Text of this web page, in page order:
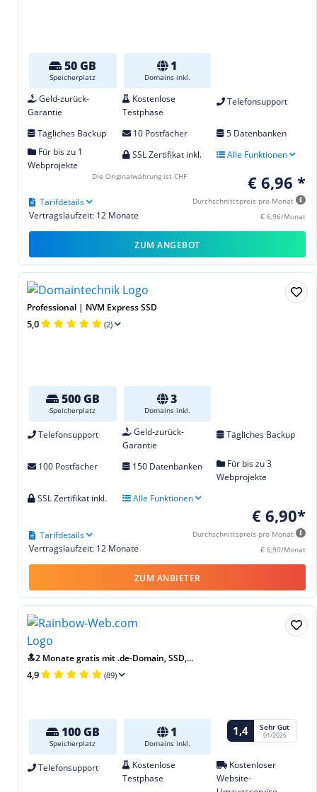
50 GB
Speicherplatz
1
Domains inkl.
Geld-zurück-
Garantie
Kostenlose
Testphase
Telefonsupport
Tägliches Backup 10 Postfächer
5 Datenbanken
Für bis zu 1
Webprojekte
SSL Zertifikat inkl. Alle Funktionen
€ 6,96 *
Durchschnittspreis pro Monat
€ 6,96/Monat
Vertragslaufzeit: 12 Monate
Tarifdetails
Die Originalwährung ist CHF
ZUM ANGEBOT
Professional | NVM Express SSD
5,0 (2)
500 GB
Speicherplatz
3
Domains inkl.
Telefonsupport
Geld-zurück-
Garantie
Tägliches Backup
100 Postfächer 150 Datenbanken
Für bis zu 3
Webprojekte
SSL Zertifikat inkl.
Alle Funktionen
€ 6,90*
Durchschnittspreis pro Monat
€ 6,90/Monat
Vertragslaufzeit: 12 Monate
Tarifdetails
ZUM ANBIETER
🔝2 Monate gratis mit .de-Domain, SSD,...
4,9 (89)
100 GB
Speicherplatz
1
Domains inkl.
1,4 Sehr Gut
01/2026
Telefonsupport
Kostenlose
Testphase
Kostenloser
Website-